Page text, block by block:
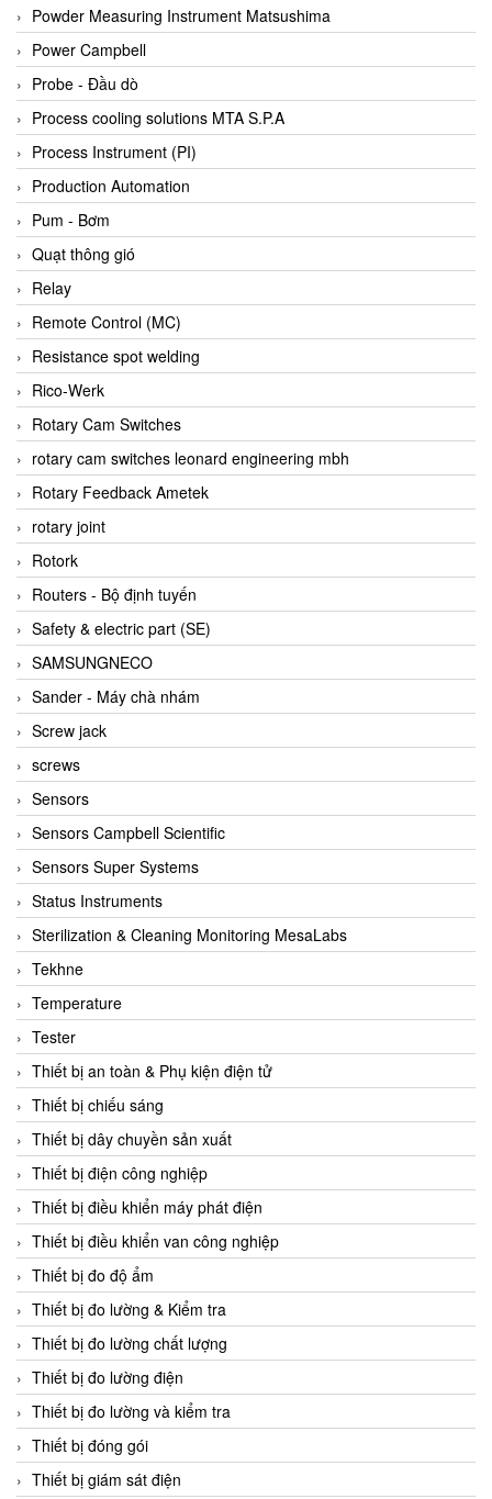
Bihl+wiedemann
Bihl+wiedemann
Bilz
Binder Connector
Biotech
BirdX Vietnam
BK Vibro
Black Box
BlackBox Vietnam
BLAGDON PUMP
Bloom Engineering
Boneng
Bopp & Reuther Messtechnik
Bosch
Boydcorp
BRAUN Vietnam
Brinkmann Pumpen
BRONKHORST
Brook Instrument
Brooks Instrument Vietnam
Buhler
BURLING INSTRUMENTS
Burster
BUSCHJOST
Calectro
Campbell Scientific
Canneed Vietnam
Cantoni
CAPS
CAREL Parts
CCS
CD Automation
CEAG Sicherheitst
CEIA Vietnam
Celduc Vietnam
Cemb
Centec GmbH
CEQUBE
CHAUVIN ARNOUX
Checkline
Chino
Chiyoda Seiki
Chiyoda-Tsusho
Chongqing Huaneng
Powder Measuring Instrument Matsushima
Power Campbell
Probe - Đầu dò
Process cooling solutions MTA S.P.A
Process Instrument (PI)
Production Automation
Pum - Bơm
Quạt thông gió
Relay
Remote Control (MC)
Resistance spot welding
Rico-Werk
Rotary Cam Switches
rotary cam switches leonard engineering mbh
Rotary Feedback Ametek
rotary joint
Rotork
Routers - Bộ định tuyến
Safety & electric part (SE)
SAMSUNGNECO
Sander - Máy chà nhám
Screw jack
screws
Sensors
Sensors Campbell Scientific
Sensors Super Systems
Status Instruments
Sterilization & Cleaning Monitoring MesaLabs
Tekhne
Temperature
Tester
Thiết bị an toàn & Phụ kiện điện tử
Thiết bị chiếu sáng
Thiết bị dây chuyền sản xuất
Thiết bị điện công nghiệp
Thiết bị điều khiển máy phát điện
Thiết bị điều khiển van công nghiệp
Thiết bị đo độ ẩm
Thiết bị đo lường & Kiểm tra
Thiết bị đo lường chất lượng
Thiết bị đo lường điện
Thiết bị đo lường và kiểm tra
Thiết bị đóng gói
Thiết bị giám sát điện